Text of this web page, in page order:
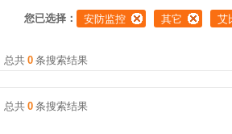
您已选择： 安防监控 其它 艾
总共 0 条搜索结果
总共 0 条搜索结果